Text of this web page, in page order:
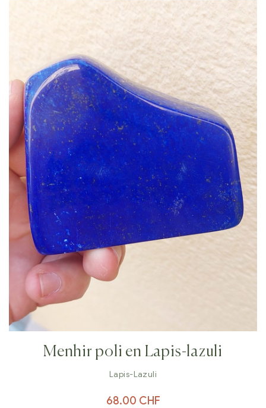
Menhir poli en Lapis-lazuli
Lapis-Lazuli
68.00 CHF